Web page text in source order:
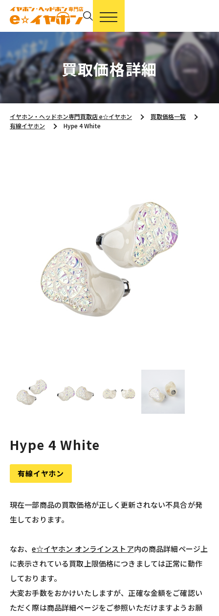
買取価格詳細
イヤホン・ヘッドホン専門買取店 e☆イヤホン
買取価格一覧
有線イヤホン
Hype 4 White
Hype 4 White
有線イヤホン
現在一部商品の買取価格が正しく更新されない不具合が発
生しております。
なお、e☆イヤホン オンラインストア内の商品詳細ページ上
に表示されている買取上限価格につきましては正常に動作
しております。
大変お手数をおかけいたしますが、正確な金額をご確認い
ただく際は商品詳細ページをご参照いただけますようお願